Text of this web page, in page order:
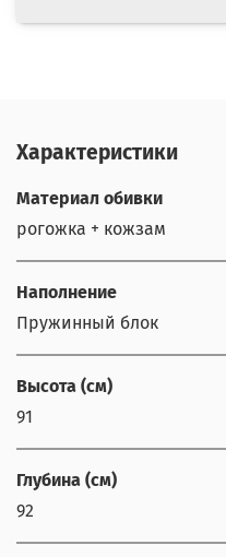
Характеристики
Материал обивки
рогожка + кожзам
Наполнение
Пружинный блок
Высота (см)
91
Глубина (см)
92